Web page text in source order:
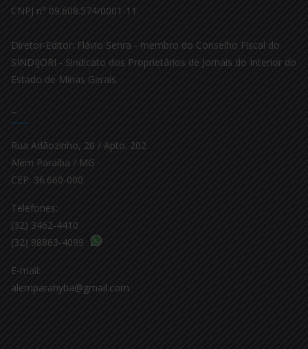
CNPJ n° 09.608.574/0001-11
Diretor-Editor: Flávio Senra - membro do Conselho Fiscal do
SINDIJORI - Sindicato dos Proprietários de Jornais do Interior do
Estado de Minas Gerais
–
Rua Adãozinho, 20 / Apto. 202
Além Paraíba / MG
CEP: 36.660-000
Telefones:
(32) 3462-4410
(32) 98863-4099
E-mail:
alemparahyba@gmail.com